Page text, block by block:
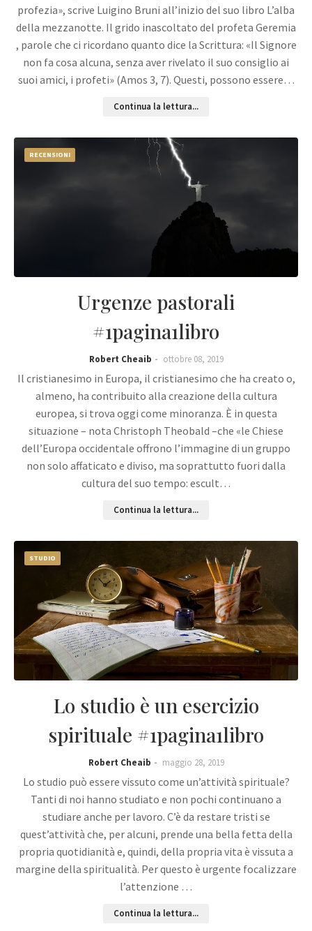
profezia», scrive Luigino Bruni all’inizio del suo libro L’alba
della mezzanotte. Il grido inascoltato del profeta Geremia
, parole che ci ricordano quanto dice la Scrittura: «Il Signore
non fa cosa alcuna, senza aver rivelato il suo consiglio ai
suoi amici, i profeti» (Amos 3, 7). Questi, possono essere…
Continua la lettura...
RECENSIONI
Urgenze pastorali
#1pagina1libro
Robert Cheaib ottobre 08, 2019
Il cristianesimo in Europa, il cristianesimo che ha creato o,
almeno, ha contribuito alla creazione della cultura
europea, si trova oggi come minoranza. È in questa
situazione – nota Christoph Theobald –che «le Chiese
dell’Europa occidentale offrono l’immagine di un gruppo
non solo affaticato e diviso, ma soprattutto fuori dalla
cultura del suo tempo: escult…
Continua la lettura...
STUDIO
Lo studio è un esercizio
spirituale #1pagina1libro
Robert Cheaib maggio 28, 2019
Lo studio può essere vissuto come un’attività spirituale?
Tanti di noi hanno studiato e non pochi continuano a
studiare anche per lavoro. C’è da restare tristi se
quest’attività che, per alcuni, prende una bella fetta della
propria quotidianità e, quindi, della propria vita è vissuta a
margine della spiritualità. Per questo è urgente focalizzare
l’attenzione …
Continua la lettura...